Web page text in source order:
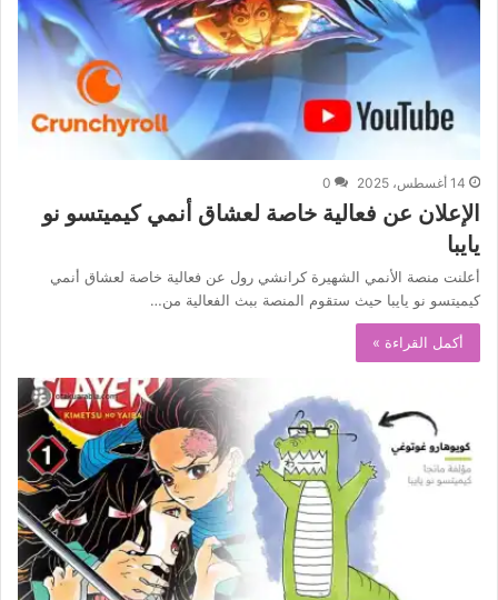
14 أغسطس، 2025 0
الإعلان عن فعالية خاصة لعشاق أنمي كيميتسو نو
يايبا
أعلنت منصة الأنمي الشهيرة كرانشي رول عن فعالية خاصة لعشاق أنمي
كيميتسو نو يايبا حيث ستقوم المنصة ببث الفعالية من…
أكمل القراءة »